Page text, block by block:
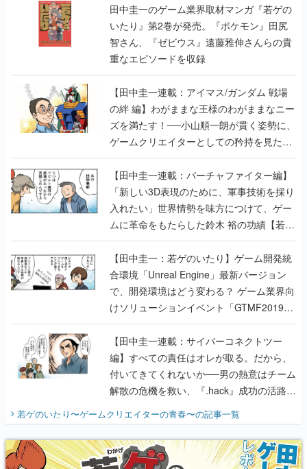
田中圭一のゲーム業界取材マンガ『若ゲの
いたり』第2巻が発売。『ポケモン』田尻
智さん、『ゼビウス』遠藤雅伸さんらの貴
重なエピソードを収録
【田中圭一連載：アイマス/ガンダム 戦場
の絆 編】わがままな王様のわがままなニー
ズを満たす！──小山順一朗が貫く姿勢に、
ゲームクリエイターとしての矜持を見た
【若ゲのいたり最終回】
【田中圭一連載：バーチャファイター編】
「新しい3D表現のために、軍事技術を採り
入れたい」世界情勢を味方につけて、ゲー
ムに革命をもたらした鈴木 裕の功績【若ゲ
のいたり】
【田中圭一：若ゲのいたり】ゲーム開発統
合環境「Unreal Engine」最新バージョン
で、開発環境はどう変わる？ ゲーム業界向
けソリューションイベント「GTMF2019」
に行って、より理解を深めよう【PR】
【田中圭一連載：サイバーコネクトツー
編】すべての責任はオレが取る。だから、
付いてきてくれないか──男の熱意はチーム
解散の危機を救い、『.hack』成功の活路を
『少年ジャンプ』色だった【若ゲのいた
り】
若ゲのいたり〜ゲームクリエイターの青春〜の記事一覧